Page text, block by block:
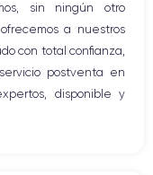
sin ningún otro
a nuestros
con total confianza,
postventa en
disponible y